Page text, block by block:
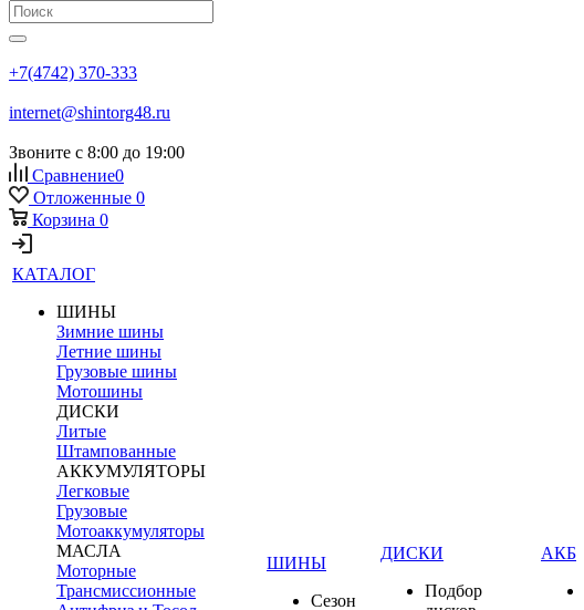
+7(4742) 370-333
internet@shintorg48.ru
Звоните с 8:00 до 19:00
Сравнение0
Отложенные 0
Корзина 0
КАТАЛОГ
ШИНЫ
Зимние шины
Летние шины
Грузовые шины
Мотошины
ДИСКИ
Литые
Штампованные
АККУМУЛЯТОРЫ
Легковые
Грузовые
Мотоаккумуляторы
МАСЛА
Моторные
Трансмиссионные
ШИНЫ
Сезон
ДИСКИ
Подбор
АКБ